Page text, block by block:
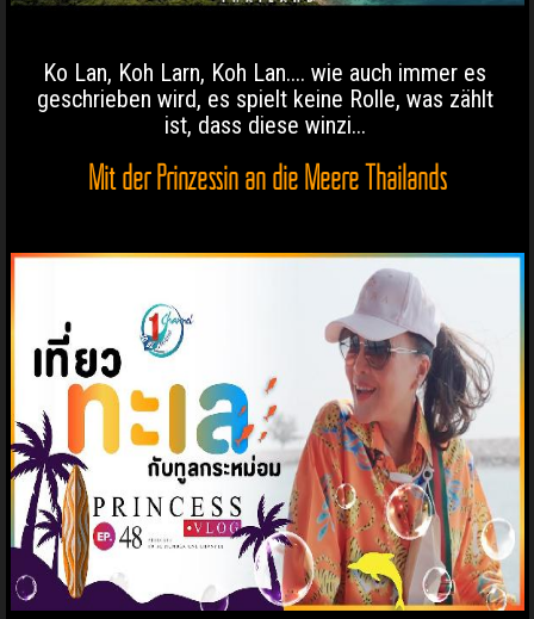
Ko Lan, Koh Larn, Koh Lan.... wie auch immer es
geschrieben wird, es spielt keine Rolle, was zählt
ist, dass diese winzi...
Mit der Prinzessin an die Meere Thailands